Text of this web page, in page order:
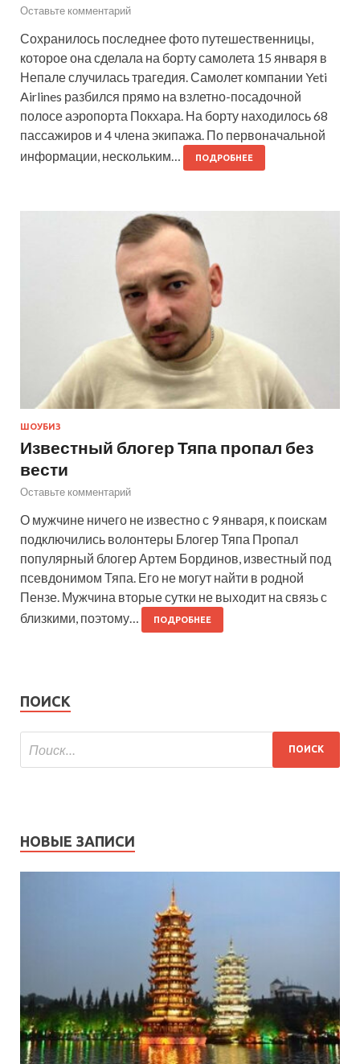
Оставьте комментарий
Сохранилось последнее фото путешественницы,
которое она сделала на борту самолета 15 января в
Непале случилась трагедия. Самолет компании Yeti
Airlines разбился прямо на взлетно-посадочной
полосе аэропорта Покхара. На борту находилось 68
пассажиров и 4 члена экипажа. По первоначальной
информации, нескольким…
ПОДРОБНЕЕ
ШОУБИЗ
Известный блогер Тяпа пропал без
вести
Оставьте комментарий
О мужчине ничего не известно с 9 января, к поискам
подключились волонтеры Блогер Тяпа Пропал
популярный блогер Артем Бординов, известный под
псевдонимом Тяпа. Его не могут найти в родной
Пензе. Мужчина вторые сутки не выходит на связь с
близкими, поэтому…
ПОДРОБНЕЕ
ПОИСК
НОВЫЕ ЗАПИСИ